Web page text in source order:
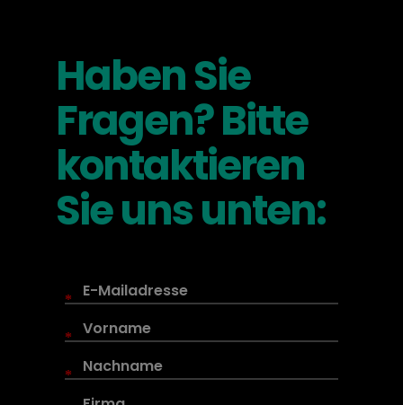
Haben Sie
Fragen? Bitte
kontaktieren
Sie uns unten:
*
*
*